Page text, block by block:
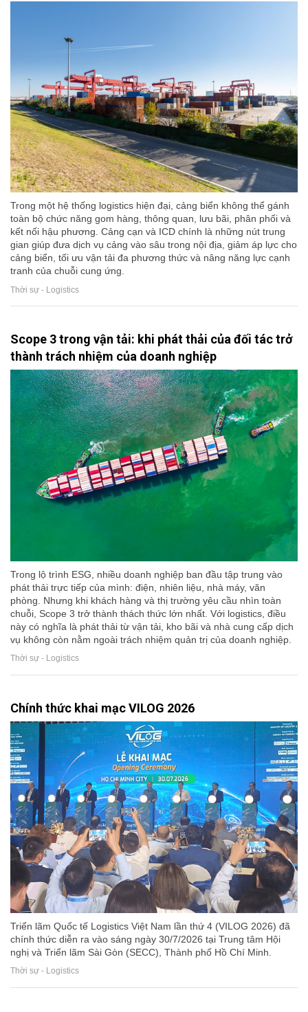
Trong một hệ thống logistics hiện đại, cảng biển không thể gánh
toàn bộ chức năng gom hàng, thông quan, lưu bãi, phân phối và
kết nối hậu phương. Cảng cạn và ICD chính là những nút trung
gian giúp đưa dịch vụ cảng vào sâu trong nội địa, giảm áp lực cho
cảng biển, tối ưu vận tải đa phương thức và nâng năng lực cạnh
tranh của chuỗi cung ứng.
Thời sự - Logistics
Scope 3 trong vận tải: khi phát thải của đối tác trở
thành trách nhiệm của doanh nghiệp
Trong lộ trình ESG, nhiều doanh nghiệp ban đầu tập trung vào
phát thải trực tiếp của mình: điện, nhiên liệu, nhà máy, văn
phòng. Nhưng khi khách hàng và thị trường yêu cầu nhìn toàn
chuỗi, Scope 3 trở thành thách thức lớn nhất. Với logistics, điều
này có nghĩa là phát thải từ vận tải, kho bãi và nhà cung cấp dịch
vụ không còn nằm ngoài trách nhiệm quản trị của doanh nghiệp.
Thời sự - Logistics
Chính thức khai mạc VILOG 2026
Triển lãm Quốc tế Logistics Việt Nam lần thứ 4 (VILOG 2026) đã
chính thức diễn ra vào sáng ngày 30/7/2026 tại Trung tâm Hội
nghị và Triển lãm Sài Gòn (SECC), Thành phố Hồ Chí Minh.
Thời sự - Logistics